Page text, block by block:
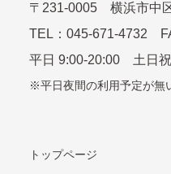
〒 231-0005
横浜市中
TEL： 045-671-4732
平⽇ 9:00-20:00 ⼟⽇
平日夜間の利用予定が無
トップページ